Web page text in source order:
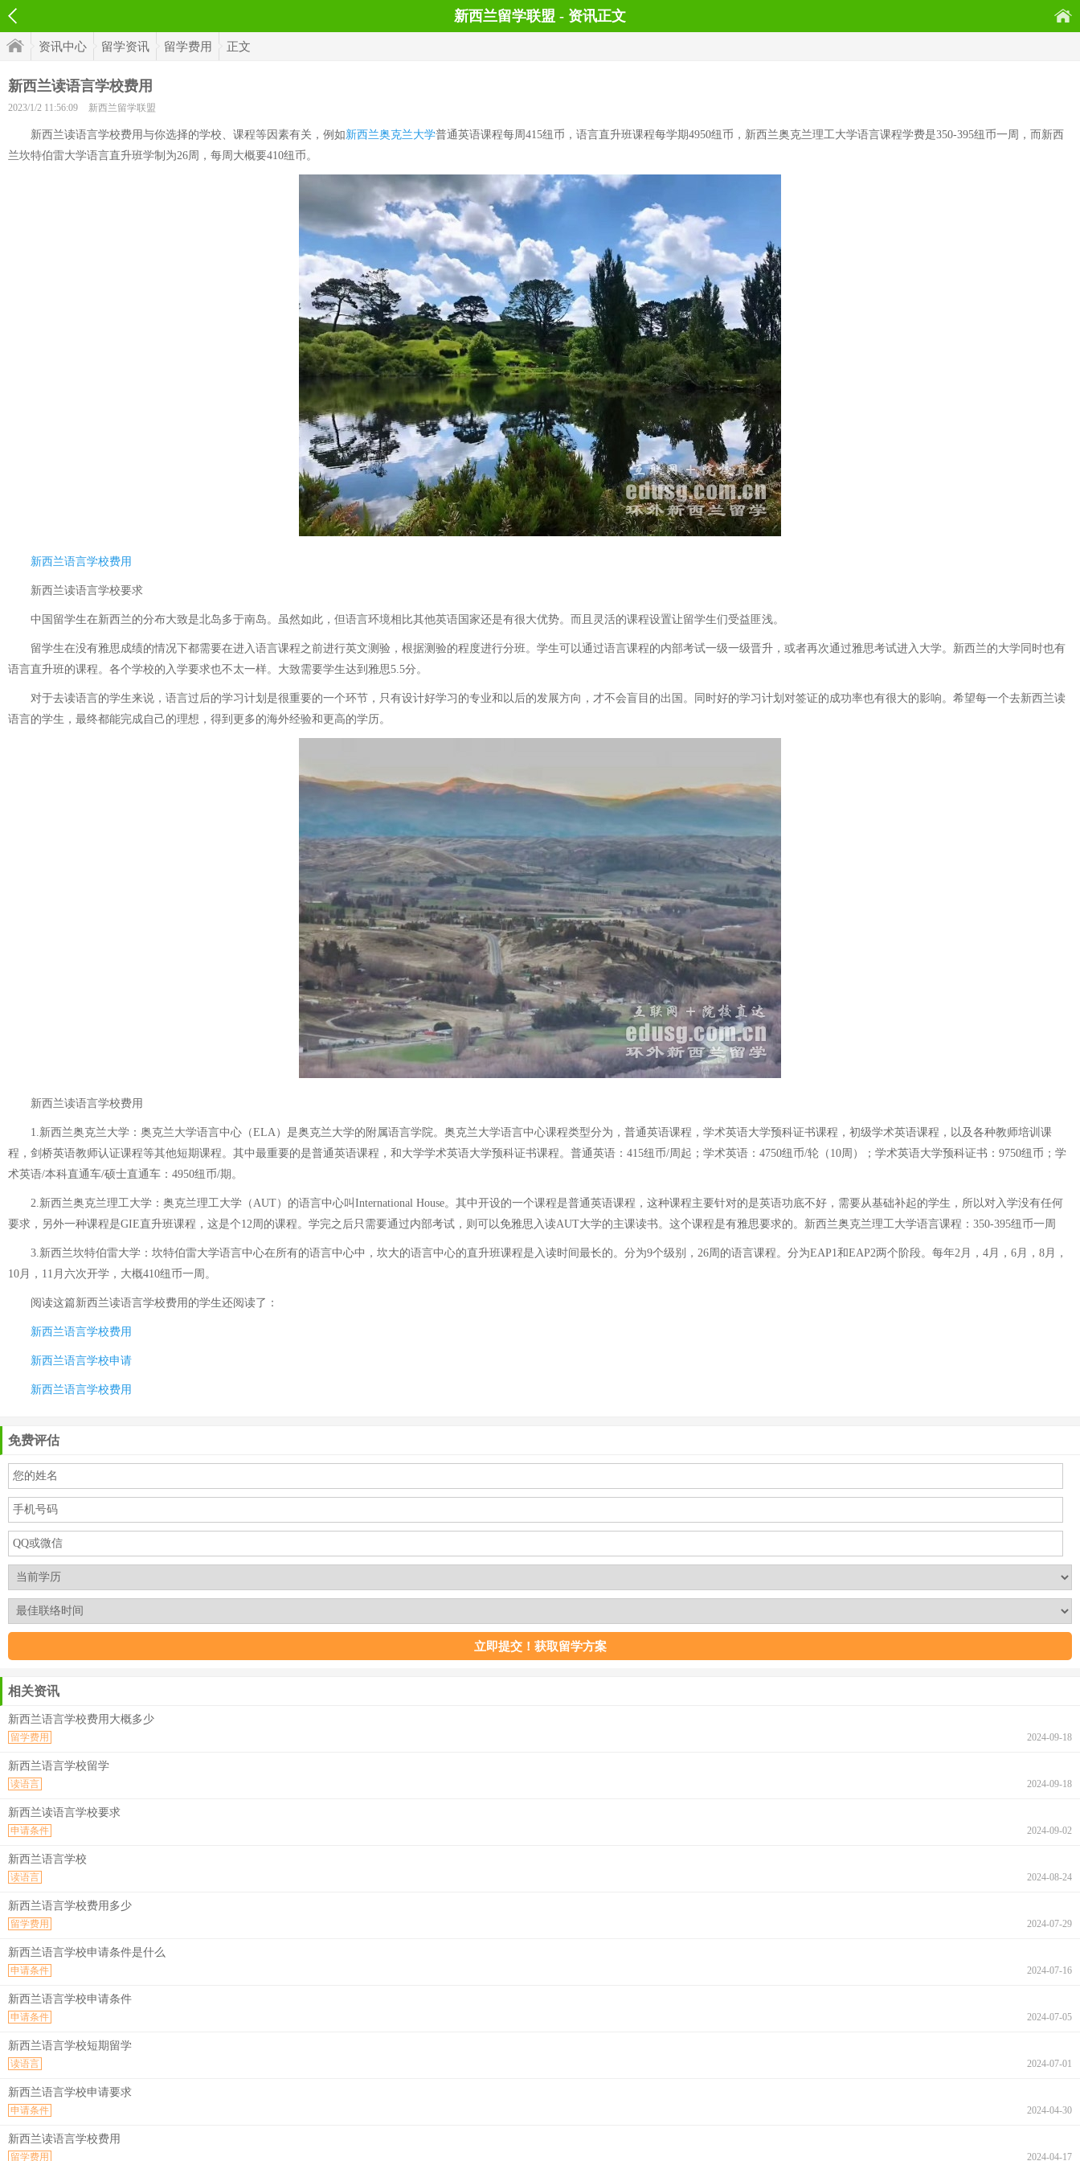
新西兰留学联盟 - 资讯正文
资讯中心 留学资讯 留学费用 正文
新西兰读语言学校费用
2023/1/2 11:56:09 新西兰留学联盟
新西兰读语言学校费用与你选择的学校、课程等因素有关，例如新西兰奥克兰大学普通英语课程每周415纽币，语言直升班课程每学期4950纽币，新西兰奥克兰理工大学语言课程学费是350-395纽币一周，而新西
兰坎特伯雷大学语言直升班学制为26周，每周大概要410纽币。
新西兰语言学校费用
新西兰读语言学校要求
中国留学生在新西兰的分布大致是北岛多于南岛。虽然如此，但语言环境相比其他英语国家还是有很大优势。而且灵活的课程设置让留学生们受益匪浅。
留学生在没有雅思成绩的情况下都需要在进入语言课程之前进行英文测验，根据测验的程度进行分班。学生可以通过语言课程的内部考试一级一级晋升，或者再次通过雅思考试进入大学。新西兰的大学同时也有
语言直升班的课程。各个学校的入学要求也不太一样。大致需要学生达到雅思5.5分。
对于去读语言的学生来说，语言过后的学习计划是很重要的一个环节，只有设计好学习的专业和以后的发展方向，才不会盲目的出国。同时好的学习计划对签证的成功率也有很大的影响。希望每一个去新西兰读
语言的学生，最终都能完成自己的理想，得到更多的海外经验和更高的学历。
新西兰读语言学校费用
1.新西兰奥克兰大学：奥克兰大学语言中心（ELA）是奥克兰大学的附属语言学院。奥克兰大学语言中心课程类型分为，普通英语课程，学术英语大学预科证书课程，初级学术英语课程，以及各种教师培训课
程，剑桥英语教师认证课程等其他短期课程。其中最重要的是普通英语课程，和大学学术英语大学预科证书课程。普通英语：415纽币/周起；学术英语：4750纽币/轮（10周）；学术英语大学预科证书：9750纽币；学
术英语/本科直通车/硕士直通车：4950纽币/期。
2.新西兰奥克兰理工大学：奥克兰理工大学（AUT）的语言中心叫International House。其中开设的一个课程是普通英语课程，这种课程主要针对的是英语功底不好，需要从基础补起的学生，所以对入学没有任何
要求，另外一种课程是GIE直升班课程，这是个12周的课程。学完之后只需要通过内部考试，则可以免雅思入读AUT大学的主课读书。这个课程是有雅思要求的。新西兰奥克兰理工大学语言课程：350-395纽币一周
3.新西兰坎特伯雷大学：坎特伯雷大学语言中心在所有的语言中心中，坎大的语言中心的直升班课程是入读时间最长的。分为9个级别，26周的语言课程。分为EAP1和EAP2两个阶段。每年2月，4月，6月，8月，
10月，11月六次开学，大概410纽币一周。
阅读这篇新西兰读语言学校费用 的学生还阅读了：
新西兰语言学校费用
新西兰语言学校申请
新西兰语言学校费用
免费评估
相关资讯
新西兰语言学校费用大概多少
2024-09-18
留学费用
新西兰语言学校留学
2024-09-18
读语言
新西兰读语言学校要求
2024-09-02
申请条件
新西兰语言学校
2024-08-24
读语言
新西兰语言学校费用多少
2024-07-29
留学费用
新西兰语言学校申请条件是什么
2024-07-16
申请条件
新西兰语言学校申请条件
2024-07-05
申请条件
新西兰语言学校短期留学
2024-07-01
读语言
新西兰语言学校申请要求
2024-04-30
申请条件
新西兰读语言学校费用
2024-04-17
留学费用